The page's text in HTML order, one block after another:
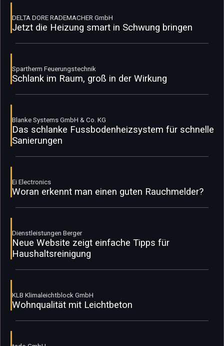
DELTA DORE RADEMACHER GmbH
Jetzt die Heizung smart in Schwung bringen
Spartherm Feuerungstechnik
Schlank im Raum, groß in der Wirkung
Blanke Systems GmbH & Co. KG
Das schlanke Fussbodenheizsystem für schnelle
Sanierungen
Ei Electronics
Woran erkennt man einen guten Rauchmelder?
Dienstleistungen Berger
Neue Website zeigt einfache Tipps für
Haushaltsreinigung
KLB Klimaleichtblock GmbH
Wohnqualität mit Leichtbeton